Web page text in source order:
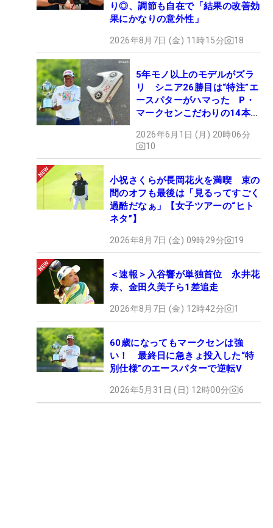
り◎、調節も自在で「結果の改善効
果にかなりの意外性」
2026年8月7日 (金) 11時15分 18
5年モノ以上のモデルがズラ
リ シニア26勝目は“特注”エ
ースパターがハマった P・
マークセンこだわりの14本
2026年6月1日 (月) 20時06分
10
小祝さくらが長岡花火を満喫 束の
間のオフも最後は「見るってすごく
過酷だなぁ」【女子ツアーの“ヒト
ネタ”】
2026年8月7日 (金) 09時29分 19
＜速報＞入谷響が単独首位 永井花
奈、金田久美子ら1差追走
2026年8月7日 (金) 12時42分 1
60歳になってもマークセンは強
い！ 最終日に急きょ投入した“特
別仕様”のエースパターで逆転V
2026年5月31日 (日) 12時00分 6